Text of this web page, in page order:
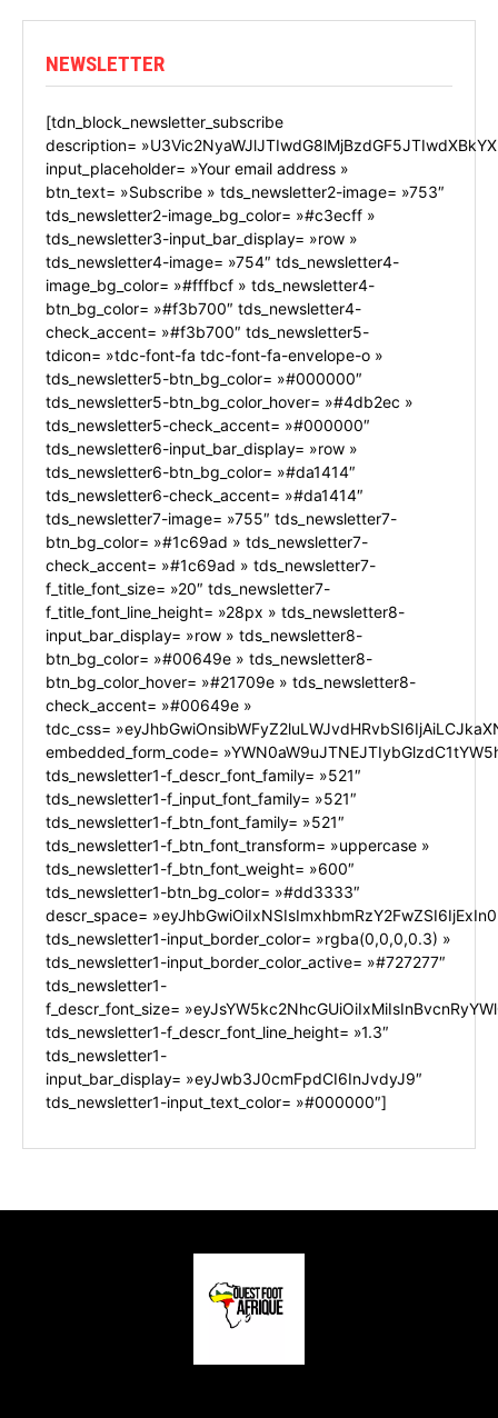
NEWSLETTER
[tdn_block_newsletter_subscribe
description=
input_placeholder= »Your email address »
btn_text= »Subscribe » tds_newsletter2-image= »753″
tds_newsletter2-image_bg_color= »#c3ecff »
tds_newsletter3-input_bar_display= »row »
tds_newsletter4-image= »754″ tds_newsletter4-
image_bg_color= »#fffbcf » tds_newsletter4-
btn_bg_color= »#f3b700″ tds_newsletter4-
check_accent= »#f3b700″ tds_newsletter5-
tdicon= »tdc-font-fa tdc-font-fa-envelope-o »
tds_newsletter5-btn_bg_color= »#000000″
tds_newsletter5-btn_bg_color_hover= »#4db2ec »
tds_newsletter5-check_accent= »#000000″
tds_newsletter6-input_bar_display= »row »
tds_newsletter6-btn_bg_color= »#da1414″
tds_newsletter6-check_accent= »#da1414″
tds_newsletter7-image= »755″ tds_newsletter7-
btn_bg_color= »#1c69ad » tds_newsletter7-
check_accent= »#1c69ad » tds_newsletter7-
f_title_font_size= »20″ tds_newsletter7-
f_title_font_line_height= »28px » tds_newsletter8-
input_bar_display= »row » tds_newsletter8-
btn_bg_color= »#00649e » tds_newsletter8-
btn_bg_color_hover= »#21709e » tds_newsletter8-
check_accent= »#00649e »
tdc_css=
embedded_form_code=
tds_newsletter1-f_descr_font_family= »521″
tds_newsletter1-f_input_font_family= »521″
tds_newsletter1-f_btn_font_family= »521″
tds_newsletter1-f_btn_font_transform= »uppercase »
tds_newsletter1-f_btn_font_weight= »600″
tds_newsletter1-btn_bg_color= »#dd3333″
descr_space=
tds_newsletter1-input_border_color= »rgba(0,0,0,0.3) »
tds_newsletter1-input_border_color_active= »#727277″
tds_newsletter1-
f_descr_font_size=
tds_newsletter1-f_descr_font_line_height= »1.3″
tds_newsletter1-
input_bar_display= »eyJwb3J0cmFpdCI6InJvdyJ9″
tds_newsletter1-input_text_color= »#000000″]